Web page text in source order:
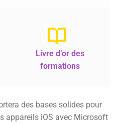
Livre d’or des
formations
des bases solides pour
appareils iOS avec Microsoft